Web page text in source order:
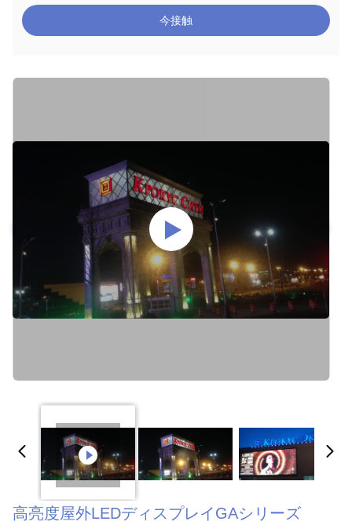
今接触
高亮度屋外LEDディスプレイGAシリーズ